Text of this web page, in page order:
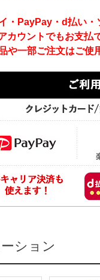
・PayPay・d払い・
カウントでもお支払
や一部ご注文はご使
ション